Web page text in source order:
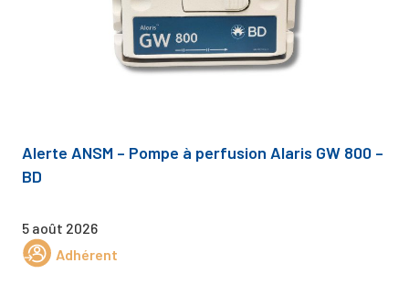
Alerte ANSM – Pompe à perfusion Alaris GW 800 –
BD
5 août 2026
Adhérent